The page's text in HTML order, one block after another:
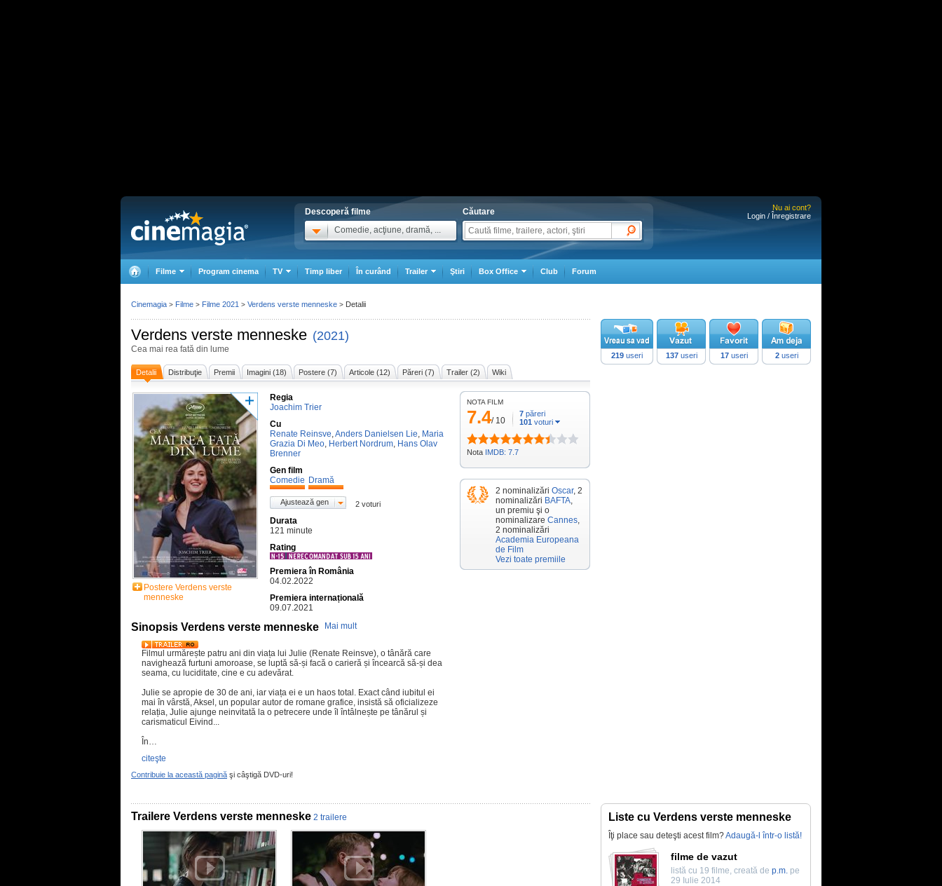
Descoperă filme
Comedie, acţiune, dramă, ...
Căutare
Nu ai cont?
Login / Înregistrare
Filme Program cinema TV Timp liber În curând Trailer Ştiri Box Office Club Forum
Verdens verste menneske (2021)
Cea mai rea fată din lume
Detalii Distribuţie Premii Imagini (18) Postere (7) Articole (12) Păreri (7) Trailer (2) Wiki
Postere Verdens verste
menneske
Regia
Joachim Trier
Cu
Renate Reinsve,Anders Danielsen Lie, Maria
Grazia Di Meo, Herbert Nordrum, Hans Olav
Brenner
Gen film
Comedie Dramă
Ajustează gen 2 voturi
Durata
121 minute
Rating
Premiera în România
04.02.2022
Premiera internațională
09.07.2021
Sinopsis Verdens verste menneske Mai mult
Filmul urmărește patru ani din viața lui Julie (Renate Reinsve), o tânără care
navighează furtuni amoroase, se luptă să-și facă o carieră și încearcă să-și dea
seama, cu luciditate, cine e cu adevărat.
Julie se apropie de 30 de ani, iar viața ei e un haos total. Exact când iubitul ei
mai în vârstă, Aksel, un popular autor de romane grafice, insistă să oficializeze
relația, Julie ajunge neinvitată la o petrecere unde îl întâlnește pe tânărul și
carismaticul Eivind...
În…
citeşte
Contribuie la această pagină şi câştigă DVD-uri!
NOTA FILM
7.4/ 10
7 păreri
101 voturi
Nota IMDB: 7.7
2 nominalizări Oscar, 2
nominalizări BAFTA,
un premiu şi o
nominalizare Cannes,
2 nominalizări
Academia Europeana
de Film
Vezi toate premiile
219 useri 137useri 17useri 2useri
Trailere Verdens verste menneske 2 trailere Liste cu Verdens verste menneske
Îţi place sau deteşti acest film?Adaugă-l într-o listă!
filme de vazut
listă cu 19 filme, creată de p.m. pe
29 Iulie 2014
Cinemagia > Filme > Filme 2021 > Verdens verste menneske > Detalii